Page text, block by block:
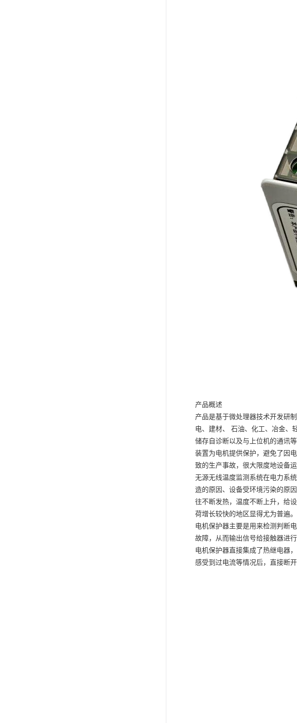
产品概述
产品是基于微处理器技术开发研
电、建材、 石油、化工、冶金、
储存自诊断以及与上位机的通讯等
装置为电机提供保护，避免了因
致的生产事故，很大限度地设备
无源无线温度监测系统在电力系
造的原因、设备受环境污染的原因
往不断发热，温度不断上升，给
荷增长较快的地区显得尤为普遍。
电机保护器主要是用来检测判断
故障，从而输出信号给接触器进
电机保护器直接集成了热继电器
感受到过电流等情况后，直接断